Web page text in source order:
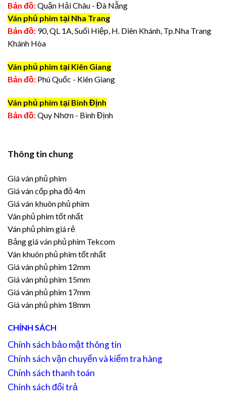
Bản đồ:Quận Hải Châu - Đà Nẵng
Ván phủ phim tại Nha Trang
Bản đồ: 90, QL 1A, Suối Hiệp, H. Diên Khánh, Tp.Nha Trang
Khánh Hòa
Ván phủ phim tại Kiên Giang
Bản đồ: Phú Quốc - Kiên Giang
Ván phủ phim tại Bình Định
Bản đồ:Quy Nhơn - Bình Định
Thông tin chung
Giá ván phủ phim
Giá ván cốp pha đỏ 4m
Giá ván khuôn phủ phim
Ván phủ phim tốt nhất
Ván phủ phim giá rẻ
Bảng giá ván phủ phim Tekcom
Ván khuôn phủ phim tốt nhất
Giá ván phủ phim 12mm
Giá ván phủ phim 15mm
Giá ván phủ phim 17mm
Giá ván phủ phim 18mm
CHÍNH SÁCH
Chính sách bảo mật thông tin
Chính sách vận chuyển và kiểm tra hàng
Chính sách thanh toán
Chính sách đổi trả